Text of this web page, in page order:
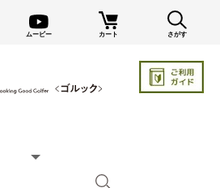
ムービー カート さがす